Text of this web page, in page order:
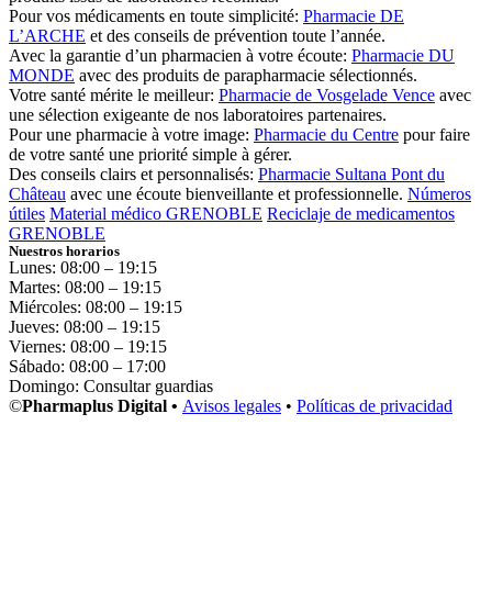
Pour vos médicaments en toute simplicité: Pharmacie DE
L’ARCHE et des conseils de prévention toute l’année.
Avec la garantie d’un pharmacien à votre écoute: Pharmacie DU
MONDE avec des produits de parapharmacie sélectionnés.
Votre santé mérite le meilleur: Pharmacie de Vosgelade Vence avec
une sélection exigeante de nos laboratoires partenaires.
Pour une pharmacie à votre image: Pharmacie du Centre pour faire
de votre santé une priorité simple à gérer.
Des conseils clairs et personnalisés: Pharmacie Sultana Pont du
Château avec une écoute bienveillante et professionnelle. Números
útiles Material médico GRENOBLE Reciclaje de medicamentos
GRENOBLE
Nuestros horarios
Lunes: 08:00 – 19:15
Martes: 08:00 – 19:15
Miércoles: 08:00 – 19:15
Jueves: 08:00 – 19:15
Viernes: 08:00 – 19:15
Sábado: 08:00 – 17:00
Domingo: Consultar guardias
©Pharmaplus Digital • Avisos legales • Políticas de privacidad